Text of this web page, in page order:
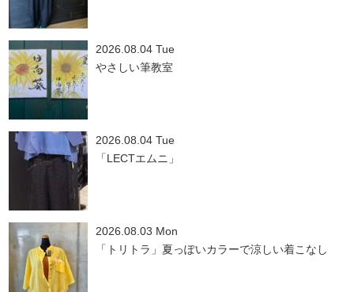
2026.08.04 Tue
やさしい筆教室
2026.08.04 Tue
「LECTエムニ」
2026.08.03 Mon
「トリトラ」夏っぽいカラーで涼しい着こなし